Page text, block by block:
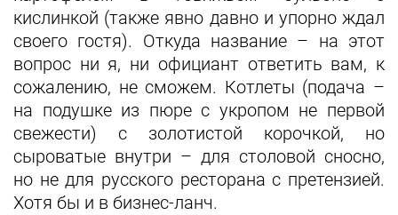
кислинкой (также явно давно и упорно ждал
своего гостя). Откуда название – на этот
вопрос ни я, ни официант ответить вам, к
сожалению, не сможем. Котлеты (подача –
на подушке из пюре с укропом не первой
свежести) с золотистой корочкой, но
сыроватые внутри – для столовой сносно,
но не для русского ресторана с претензией.
Хотя бы и в бизнес‑ланч.